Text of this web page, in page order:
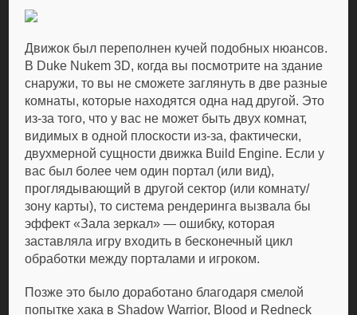
Движок был переполнен кучей подобных нюансов.
В Duke Nukem 3D, когда вы посмотрите на здание
снаружи, то вы не сможете заглянуть в две разные
комнаты, которые находятся одна над другой. Это
из-за того, что у вас не может быть двух комнат,
видимых в одной плоскости из-за, фактически,
двухмерной сущности движка Build Engine. Если у
вас был более чем один портал (или вид),
проглядывающий в другой сектор (или комнату/
зону карты), то система рендеринга вызвала бы
эффект «Зала зеркал» — ошибку, которая
заставляла игру входить в бесконечный цикл
обработки между порталами и игроком.
Позже это было доработано благодаря смелой
попытке хака в Shadow Warrior, Blood и Redneck